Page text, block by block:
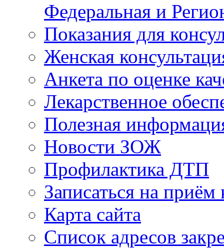
Федеральная и
Показания для
Женская
Анкета по оценке
Лекарственное
Полезная
Новости ЗОЖ
Профилактика ДТП
Записаться на приём
Карта сайта
Список адресов